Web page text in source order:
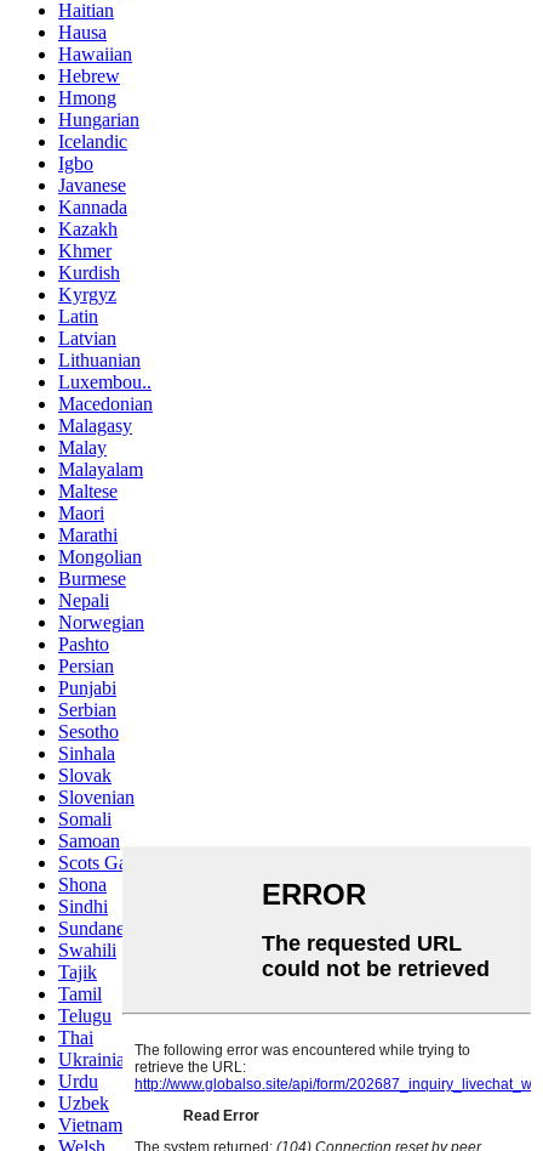
Haitian
Hausa
Hawaiian
Hebrew
Hmong
Hungarian
Icelandic
Igbo
Javanese
Kannada
Kazakh
Khmer
Kurdish
Kyrgyz
Latin
Latvian
Lithuanian
Luxembou..
Macedonian
Malagasy
Malay
Malayalam
Maltese
Maori
Marathi
Mongolian
Burmese
Nepali
Norwegian
Pashto
Persian
Punjabi
Serbian
Sesotho
Sinhala
Slovak
Slovenian
Somali
Samoan
Scots Gaelic
Shona
Sindhi
Sundanese
Swahili
Tajik
Tamil
Telugu
Thai
Ukrainian
Urdu
Uzbek
Vietnamese
Welsh